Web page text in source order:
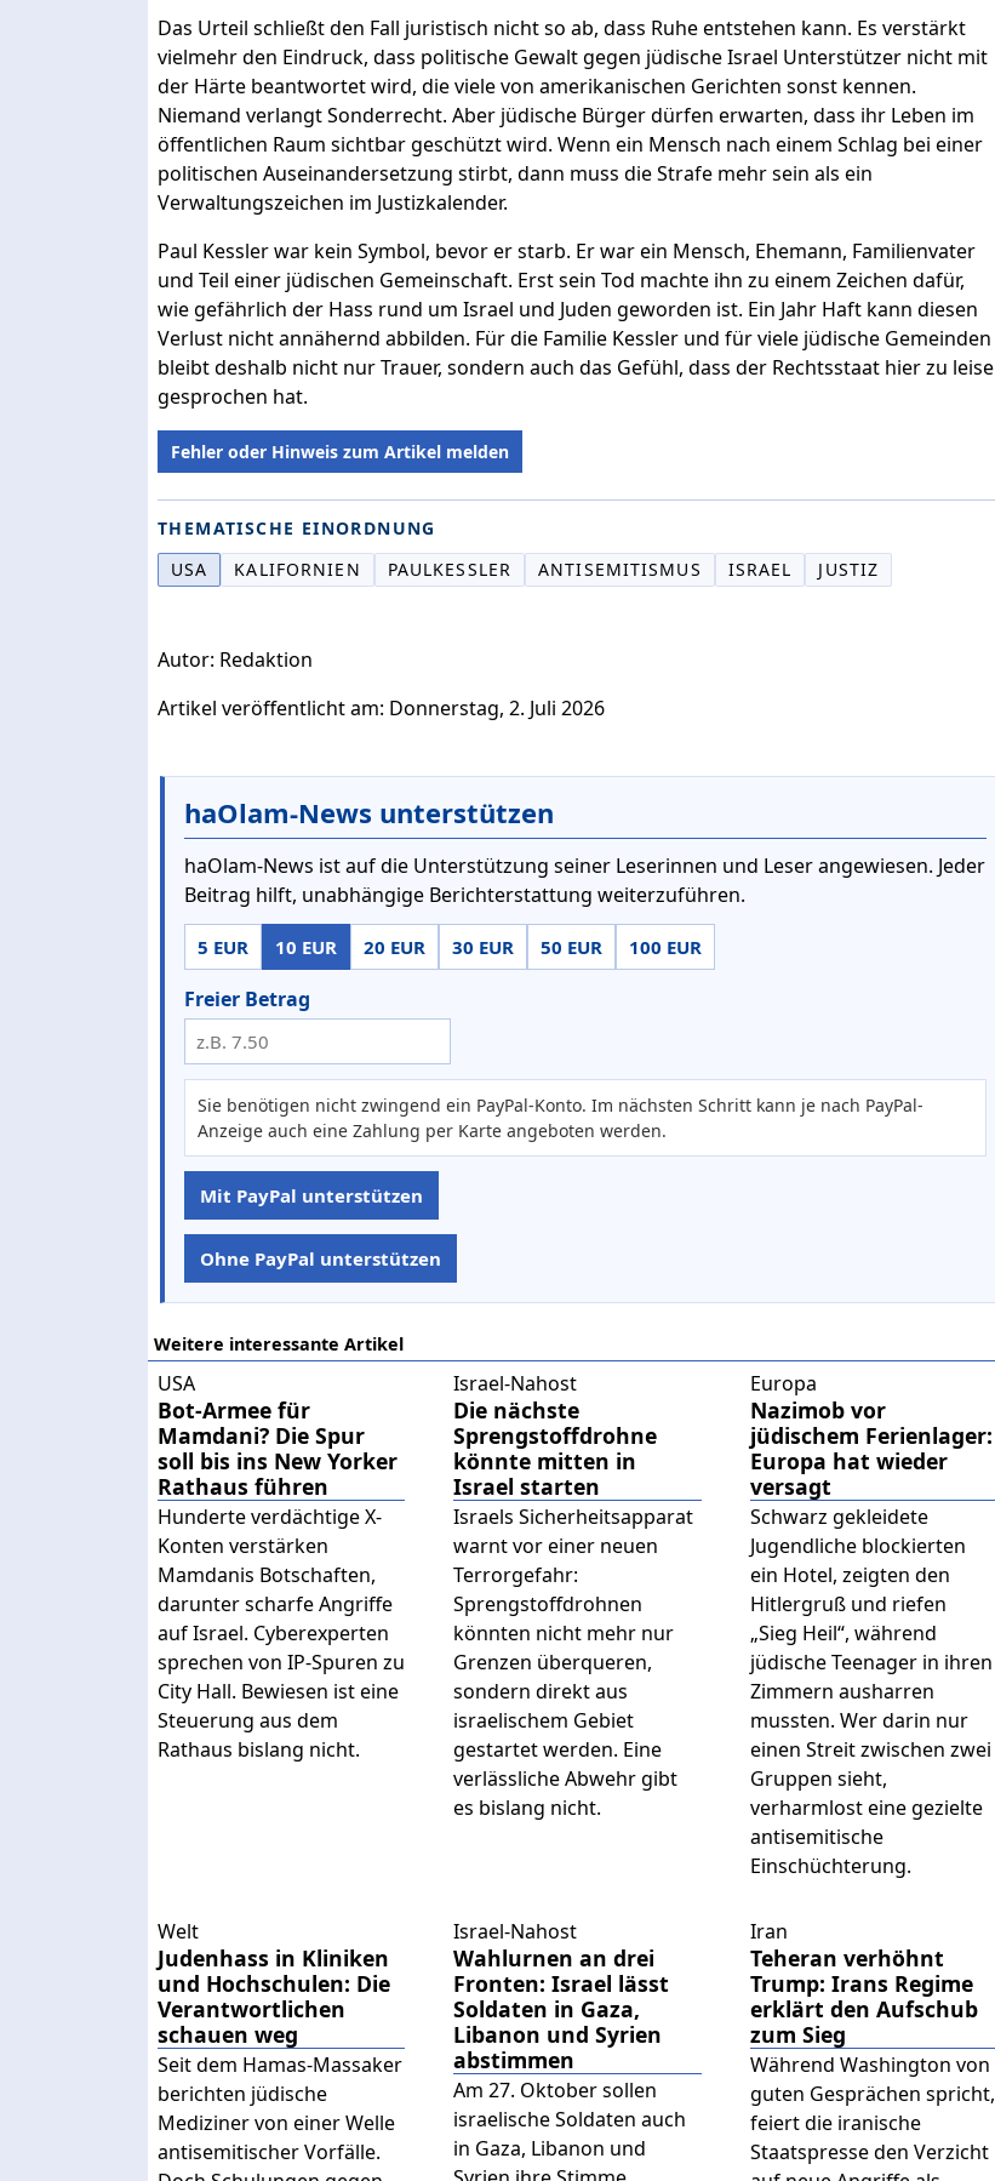
Das Urteil schließt den Fall juristisch nicht so ab, dass Ruhe entstehen kann. Es verstärkt
vielmehr den Eindruck, dass politische Gewalt gegen jüdische Israel Unterstützer nicht mit
der Härte beantwortet wird, die viele von amerikanischen Gerichten sonst kennen.
Niemand verlangt Sonderrecht. Aber jüdische Bürger dürfen erwarten, dass ihr Leben im
öffentlichen Raum sichtbar geschützt wird. Wenn ein Mensch nach einem Schlag bei einer
politischen Auseinandersetzung stirbt, dann muss die Strafe mehr sein als ein
Verwaltungszeichen im Justizkalender.
Paul Kessler war kein Symbol, bevor er starb. Er war ein Mensch, Ehemann, Familienvater
und Teil einer jüdischen Gemeinschaft. Erst sein Tod machte ihn zu einem Zeichen dafür,
wie gefährlich der Hass rund um Israel und Juden geworden ist. Ein Jahr Haft kann diesen
Verlust nicht annähernd abbilden. Für die Familie Kessler und für viele jüdische Gemeinden
bleibt deshalb nicht nur Trauer, sondern auch das Gefühl, dass der Rechtsstaat hier zu leise
gesprochen hat.
Fehler oder Hinweis zum Artikel melden
THEMATISCHE EINORDNUNG
USA
KALIFORNIEN PAULKESSLER ANTISEMITISMUS ISRAEL JUSTIZ
Autor: Redaktion
Artikel veröffentlicht am: Donnerstag, 2. Juli 2026
haOlam-News unterstützen
haOlam-News ist auf die Unterstützung seiner Leserinnen und Leser angewiesen. Jeder
Beitrag hilft, unabhängige Berichterstattung weiterzuführen.
5 EUR 10 EUR 20 EUR 30 EUR 50 EUR 100 EUR
Freier Betrag
Sie benötigen nicht zwingend ein PayPal-Konto. Im nächsten Schritt kann je nach PayPal-
Anzeige auch eine Zahlung per Karte angeboten werden.
Mit PayPal unterstützen
Ohne PayPal unterstützen
Weitere interessante Artikel
USA
Bot-Armee für
Mamdani? Die Spur
soll bis ins New Yorker
Rathaus führen
Hunderte verdächtige X-
Konten verstärken
Mamdanis Botschaften,
darunter scharfe Angriffe
auf Israel. Cyberexperten
sprechen von IP-Spuren zu
City Hall. Bewiesen ist eine
Steuerung aus dem
Rathaus bislang nicht.
Israel-Nahost
Die nächste
Sprengstoffdrohne
könnte mitten in
Israel starten
Israels Sicherheitsapparat
warnt vor einer neuen
Terrorgefahr:
Sprengstoffdrohnen
könnten nicht mehr nur
Grenzen überqueren,
sondern direkt aus
israelischem Gebiet
gestartet werden. Eine
verlässliche Abwehr gibt
es bislang nicht.
Europa
Nazimob vor
jüdischem Ferienlager:
Europa hat wieder
versagt
Schwarz gekleidete
Jugendliche blockierten
ein Hotel, zeigten den
Hitlergruß und riefen
„Sieg Heil“, während
jüdische Teenager in ihren
Zimmern ausharren
mussten. Wer darin nur
einen Streit zwischen zwei
Gruppen sieht,
verharmlost eine gezielte
antisemitische
Einschüchterung.
Welt
Judenhass in Kliniken
und Hochschulen: Die
Verantwortlichen
schauen weg
Seit dem Hamas-Massaker
berichten jüdische
Mediziner von einer Welle
antisemitischer Vorfälle.
Israel-Nahost
Wahlurnen an drei
Fronten: Israel lässt
Soldaten in Gaza,
Libanon und Syrien
abstimmen
Am 27. Oktober sollen
israelische Soldaten auch
in Gaza, Libanon und
Iran
Teheran verhöhnt
Trump: Irans Regime
erklärt den Aufschub
zum Sieg
Während Washington von
guten Gesprächen spricht,
feiert die iranische
Staatspresse den Verzicht